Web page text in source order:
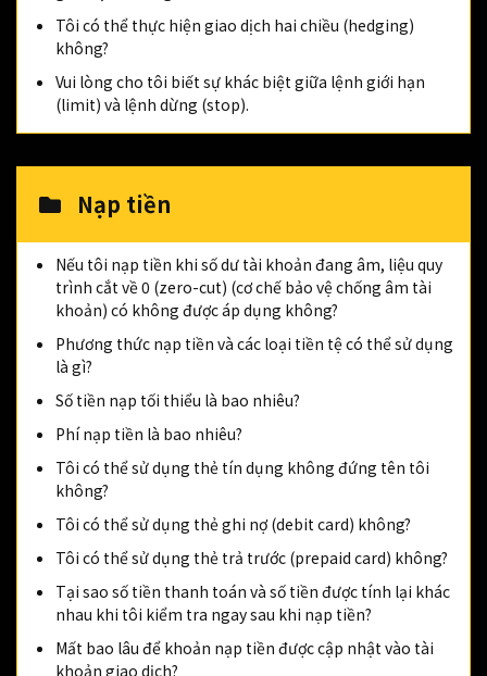
Tôi có thể thực hiện giao dịch hai chiều (hedging)
không?
Vui lòng cho tôi biết sự khác biệt giữa lệnh giới hạn
(limit) và lệnh dừng (stop).
Nạp tiền
Nếu tôi nạp tiền khi số dư tài khoản đang âm, liệu quy
trình cắt về 0 (zero-cut) (cơ chế bảo vệ chống âm tài
khoản) có không được áp dụng không?
Phương thức nạp tiền và các loại tiền tệ có thể sử dụng
là gì?
Số tiền nạp tối thiểu là bao nhiêu?
Phí nạp tiền là bao nhiêu?
Tôi có thể sử dụng thẻ tín dụng không đứng tên tôi
không?
Tôi có thể sử dụng thẻ ghi nợ (debit card) không?
Tôi có thể sử dụng thẻ trả trước (prepaid card) không?
Tại sao số tiền thanh toán và số tiền được tính lại khác
nhau khi tôi kiểm tra ngay sau khi nạp tiền?
Mất bao lâu để khoản nạp tiền được cập nhật vào tài
khoản giao dịch?